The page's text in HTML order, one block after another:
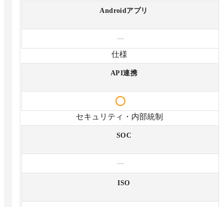
Androidアプリ
—
仕様
API連携
セキュリティ・内部統制
SOC
—
ISO